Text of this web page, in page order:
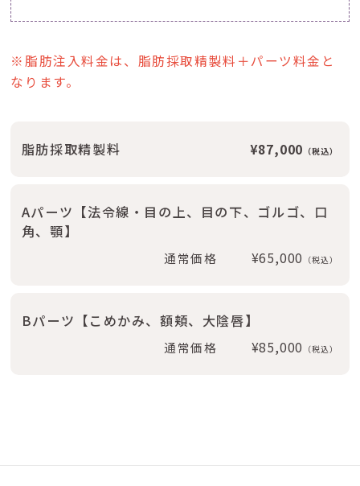
※脂肪注入料金は、脂肪採取精製料＋パーツ料金と
なります。
脂肪採取精製料 87,000 （税込）
Aパーツ【法令線・目の上、目の下、ゴルゴ、口
角、顎】
通常価格 65,000 （税込）
Bパーツ【こめかみ、額頬、大陰唇】
通常価格 85,000 （税込）